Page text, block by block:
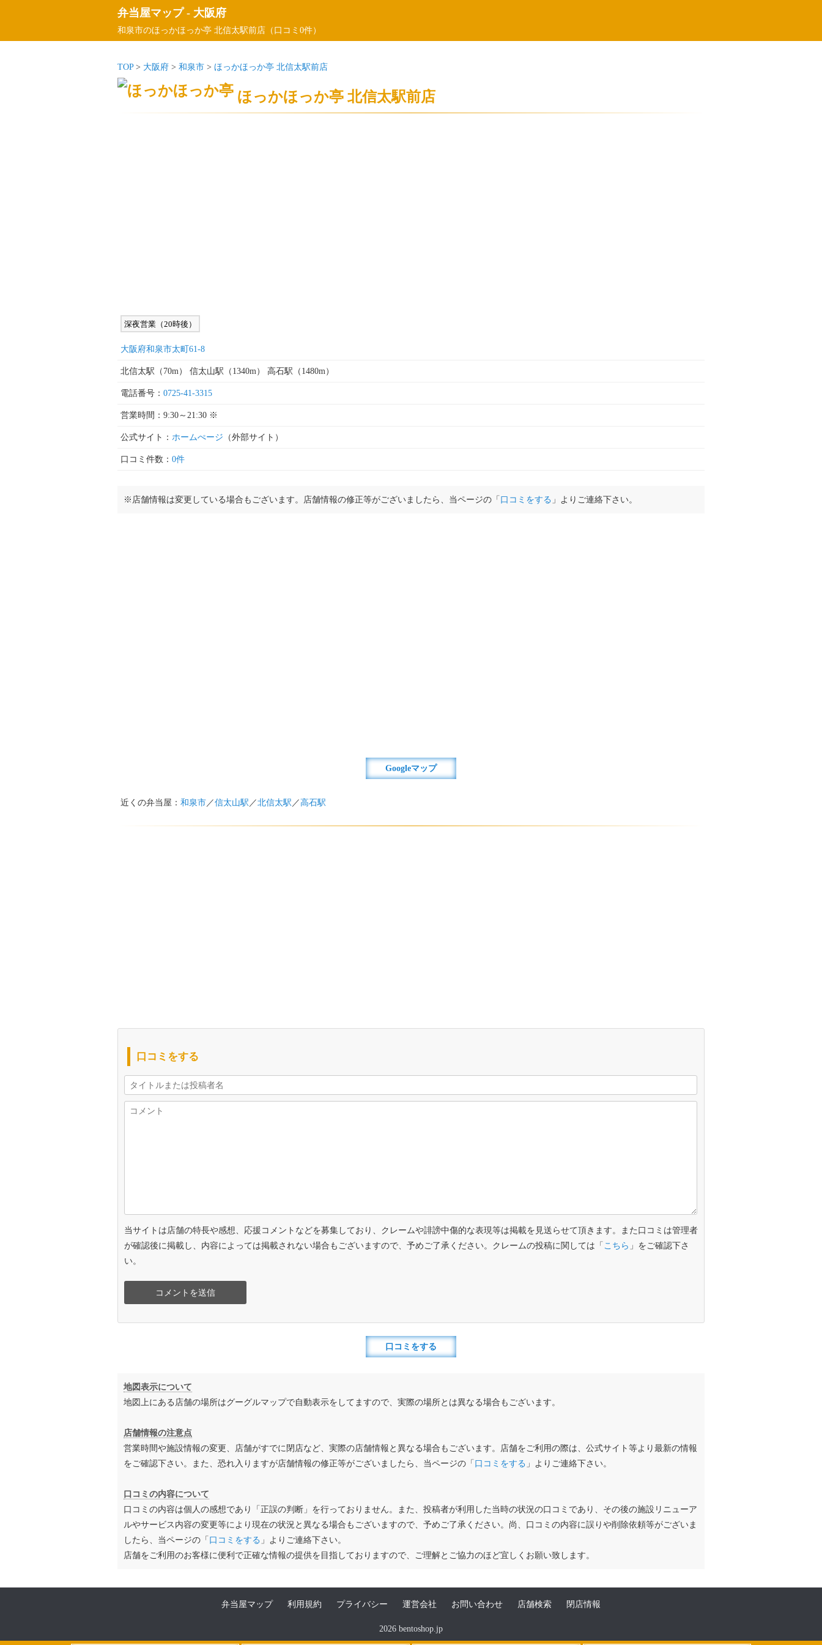
弁当屋マップ- 大阪府
和泉市のほっかほっか亭 北信太駅前店（口コミ0件）
TOP> 大阪府 > 和泉市 > ほっかほっか亭 北信太駅前店
ほっかほっか亭 北信太駅前店
深夜営業（20時後）
大阪府和泉市太町61-8
北信太駅（70m） 信太山駅（1340m） 高石駅（1480m）
電話番号： 0725-41-3315
営業時間：9:30～21:30 ※
公式サイト： ホームぺージ （外部サイト）
口コミ件数： 0件
※店舗情報は変更している場合もございます。店舗情報の修正等がございましたら、当ページの「 口コミをする 」よりご連絡下さい。
Googleマップ
近くの弁当屋： 和泉市／信太山駅 ／北信太駅 ／高石駅
口コミをする
当サイトは店舗の特長や感想、応援コメントなどを募集しており、クレームや誹謗中傷的な表現等は掲載を見送らせて頂きます。また口コミは管理者
が確認後に掲載し、内容によっては掲載されない場合もございますので、予めご了承ください。クレームの投稿に関しては「 こちら 」をご確認下さ
い。
口コミをする
地図表示について
地図上にある店舗の場所はグーグルマップで自動表示をしてますので、実際の場所とは異なる場合もございます。
店舗情報の注意点
営業時間や施設情報の変更、店舗がすでに閉店など、実際の店舗情報と異なる場合もございます。店舗をご利用の際は、公式サイト等より最新の情報
をご確認下さい。また、恐れ入りますが店舗情報の修正等がございましたら、当ページの「 口コミをする 」よりご連絡下さい。
口コミの内容について
口コミの内容は個人の感想であり「正誤の判断」を行っておりません。また、投稿者が利用した当時の状況の口コミであり、その後の施設リニューア
ルやサービス内容の変更等により現在の状況と異なる場合もございますので、予めご了承ください。尚、口コミの内容に誤りや削除依頼等がございま
したら、当ページの「 口コミをする 」よりご連絡下さい。
店舗をご利用のお客様に便利で正確な情報の提供を目指しておりますので、ご理解とご協力のほど宜しくお願い致します。
弁当屋マップ 利用規約 プライバシー 運営会社 お問い合わせ 店舗検索 閉店情報
2026 bentoshop.jp